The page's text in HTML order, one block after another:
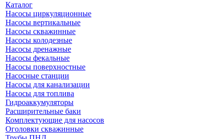
Каталог
Насосы циркуляционные
Насосы вертикальные
Насосы скважинные
Насосы колодезные
Насосы дренажные
Насосы фекальные
Насосы поверхностные
Насосные станции
Насосы для канализации
Насосы для топлива
Гидроаккумуляторы
Расширительные баки
Комплектующие для насосов
Оголовки скважинные